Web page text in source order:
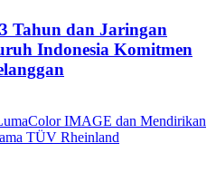
Tahun dan Jaringan
Indonesia Komitmen
IMAGE dan Mendirikan
TÜV Rheinland